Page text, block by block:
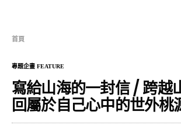
首頁
專題企畫 FEATURE
寫給山海的一封信 / 跨越
回屬於自己心中的世外桃